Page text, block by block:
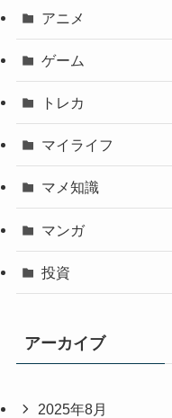
アニメ
ゲーム
トレカ
マイライフ
マメ知識
マンガ
投資
アーカイブ
2025年8月